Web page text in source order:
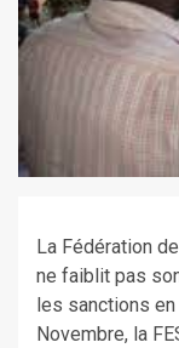
La Fédération
ne faiblit pas
les sanctions
Novembre, la